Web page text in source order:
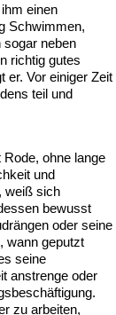
einen
Schwimmen,
sogar neben
richtig gutes
er. Vor einiger Zeit
teil und
ohne lange
und
weiß sich
bewusst
oder seine
wann geputzt
seine
anstrenge oder
zu arbeiten,